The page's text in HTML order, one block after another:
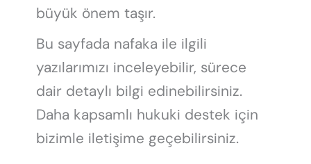
büyük önem taşır.
Bu sayfada nafaka ile ilgili
yazılarımızı inceleyebilir, sürece
dair detaylı bilgi edinebilirsiniz.
Daha kapsamlı hukuki destek için
bizimle iletişime geçebilirsiniz.